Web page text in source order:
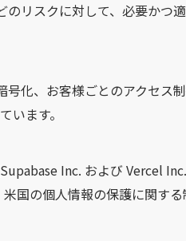
リスクに対して、必要かつ
化、お客様ごとのアクセス
ます。
Inc. および Vercel
国の個人情報の保護に関す